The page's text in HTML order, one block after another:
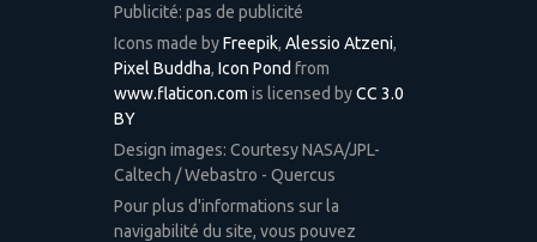
Publicité: pas de publicité
Icons made byFreepik, Alessio Atzeni,
Pixel Buddha, Icon Pond from
www.flaticon.com is licensed byCC 3.0
BY
Design images: Courtesy NASA/JPL-
Caltech / Webastro - Quercus
Pour plus d'informations sur la
navigabilité du site, vous pouvez